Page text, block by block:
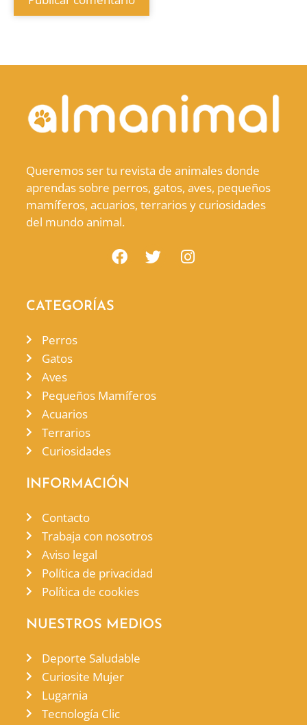
Queremos ser tu revista de animales donde
aprendas sobre perros, gatos, aves, pequeños
mamíferos, acuarios, terrarios y curiosidades
del mundo animal.
CATEGORÍAS
Perros
Gatos
Aves
Pequeños Mamíferos
Acuarios
Terrarios
Curiosidades
INFORMACIÓN
Contacto
Trabaja con nosotros
Aviso legal
Política de privacidad
Política de cookies
NUESTROS MEDIOS
Deporte Saludable
Curiosite Mujer
Lugarnia
Tecnología Clic